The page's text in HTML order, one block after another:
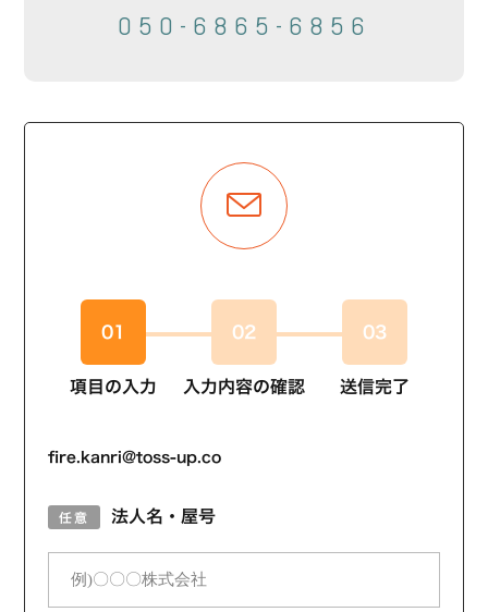
050-6865-6856
01
項目の入力
02
入力内容の確認
03
送信完了
fire.kanri@toss-up.co
任意 法人名・屋号